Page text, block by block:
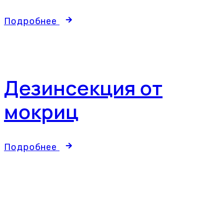
Подробнее
Дезинсекция от
мокриц
Подробнее